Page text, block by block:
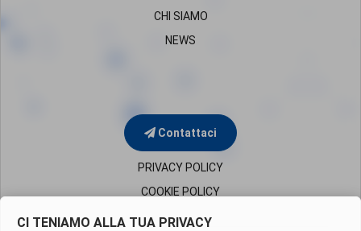
CHI SIAMO
NEWS
Contattaci
PRIVACY POLICY
COOKIE POLICY
CI TENIAMO ALLA TUA PRIVACY